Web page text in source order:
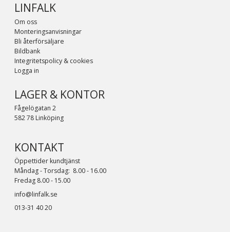
LINFALK
Om oss
Monteringsanvisningar
Bli återförsäljare
Bildbank
Integritetspolicy & cookies
Logga in
LAGER & KONTOR
Fågelögatan 2
582 78 Linköping
KONTAKT
Öppettider kundtjänst
Måndag - Torsdag: 8.00 - 16.00
Fredag 8.00 - 15.00
info@linfalk.se
013-31 40 20